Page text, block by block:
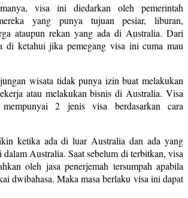
visa ini diedarkan oleh pemerintah
yang punya tujuan pesiar, liburan,
ataupun rekan yang ada di Australia. Dari
di ketahui jika pemegang visa ini cuma mau
wisata tidak punya izin buat melakukan
atau melakukan bisnis di Australia. Visa
2 jenis visa berdasarkan cara
ketika ada di luar Australia dan ada yang
Australia. Saat sebelum di terbitkan, visa
oleh jasa penerjemah tersumpah apabila
dwibahasa. Maka masa berlaku visa ini dapat